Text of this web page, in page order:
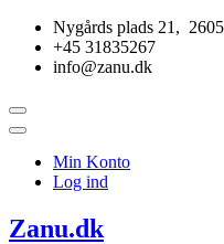
Skip
content
Nygårds plads 21,
+45 31835267
info@zanu.dk
Topbar
Menu
Min Konto
Log ind
Zanu.dk